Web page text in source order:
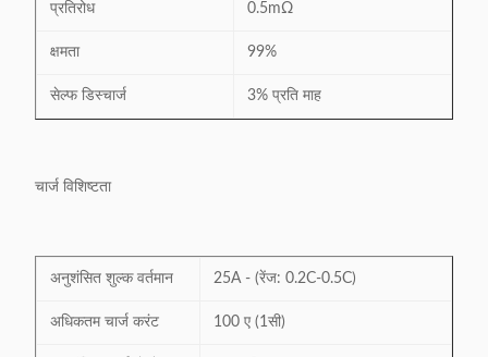
प्रतिरोध 0.5mΩ
क्षमता 99%
सेल्फ डिस्चार्ज 3% प्रति माह
चार्ज विशिष्टता
अनुशंसित शुल्क वर्तमान 25A - (रेंज: 0.2C-0.5C)
अधिकतम चार्ज करंट 100 ए (1सी)